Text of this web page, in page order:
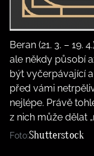
Beran (21. 3. – 19.
ale někdy působí
být vyčerpávající
před vámi
nejlépe. Právě
z nich může dělat
Foto:Shutterstock